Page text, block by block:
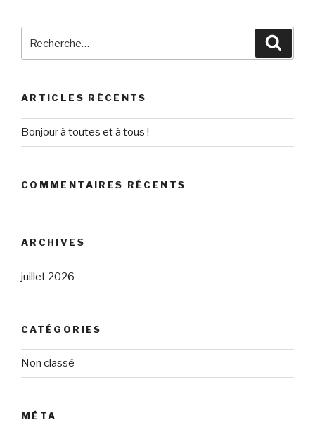
pour
ARTICLES RÉCENTS
Bonjour à toutes et à tous !
COMMENTAIRES RÉCENTS
ARCHIVES
juillet 2026
CATÉGORIES
Non classé
MÉTA